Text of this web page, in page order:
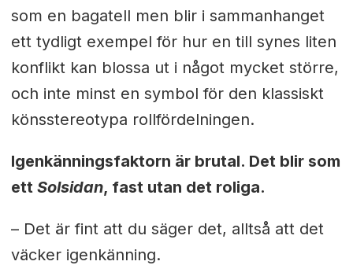
som en bagatell men blir i sammanhanget
ett tydligt exempel för hur en till synes liten
konflikt kan blossa ut i något mycket större,
och inte minst en symbol för den klassiskt
könsstereotypa rollfördelningen.
Igenkänningsfaktorn är brutal. Det blir som
ett Solsidan, fast utan det roliga.
– Det är fint att du säger det, alltså att det
väcker igenkänning.